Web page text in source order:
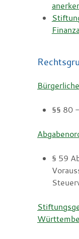
§§ 80
§ 59